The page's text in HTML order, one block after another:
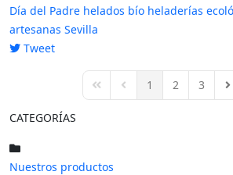
Día del Padre helados bío heladerías
artesanas Sevilla
Tweet
First PagePrevious Page
1 2 3
CATEGORÍAS
Nuestros productos